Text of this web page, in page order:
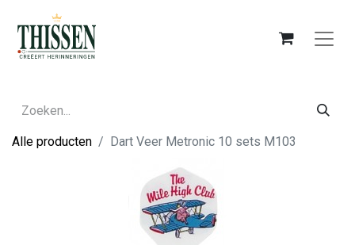
Alle producten Dart Veer Metronic 10 sets M103